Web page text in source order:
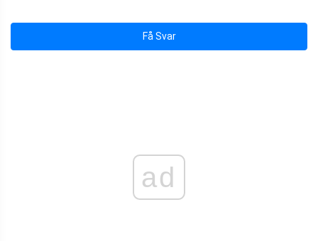
Få Svar
ad